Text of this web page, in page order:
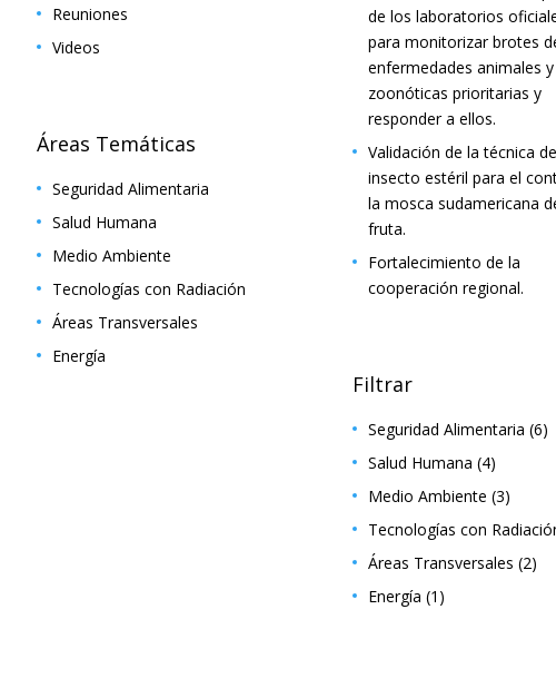
Reuniones
Videos
Áreas Temáticas
Seguridad Alimentaria
Salud Humana
Medio Ambiente
Tecnologías con Radiación
Áreas Transversales
Energía
de los laboratorios
para monitorizar brotes
enfermedades animales y
zoonóticas prioritarias y
responder a ellos.
Validación de la técnica
insecto estéril para el
la mosca sudamericana
fruta.
Fortalecimiento de la
cooperación regional.
Filtrar
Seguridad Alimentaria (6)
Salud Humana (4)
Medio Ambiente (3)
Tecnologías con
Áreas Transversales (2)
Energía (1)